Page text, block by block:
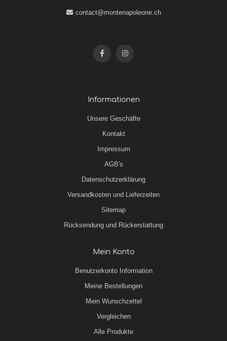
contact@montenapoleone.ch
Informationen
Unsere Geschäfte
Kontakt
Impressum
AGB's
Datenschutzerklärung
Versandkosten und Lieferzeiten
Sitemap
Rücksendung und Rückerstattung
Mein Konto
Benutzerkonto Information
Meine Bestellungen
Mein Wunschzettel
Vergleichen
Alle Produkte